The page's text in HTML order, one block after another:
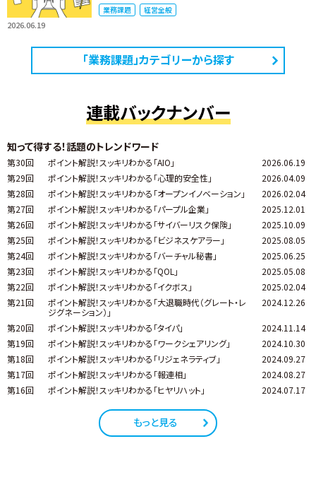
2026.06.19
業務課題 経営全般
「業務課題」カテゴリーから探す
連載バックナンバー
知って得する！話題のトレンドワード
第30回 ポイント解説！スッキリわかる「AIO」
2026.06.19
第29回
ポイント解説！スッキリわかる「心理的安全性」
2026.04.09
第28回
ポイント解説！スッキリわかる「オープンイノベーション」
2026.02.04
第27回
ポイント解説！スッキリわかる「パープル企業」
2025.12.01
第26回
ポイント解説！スッキリわかる「サイバーリスク保険」
2025.10.09
第25回
ポイント解説！スッキリわかる「ビジネスケアラー」
2025.08.05
第24回
ポイント解説！スッキリわかる「バーチャル秘書」
2025.06.25
第23回
ポイント解説！スッキリわかる「QOL」
2025.05.08
第22回
ポイント解説！スッキリわかる「イクボス」
2025.02.04
第21回
ポイント解説！スッキリわかる「大退職時代（グレート・レ
ジグネーション）」
2024.12.26
第20回 ポイント解説！スッキリわかる「タイパ」
2024.11.14
第19回
ポイント解説！スッキリわかる「ワークシェアリング」
2024.10.30
第18回
ポイント解説！スッキリわかる「リジェネラティブ」
2024.09.27
第17回
ポイント解説！スッキリわかる「報連相」
2024.08.27
第16回
ポイント解説！スッキリわかる「ヒヤリハット」 2024.07.17
もっと見る